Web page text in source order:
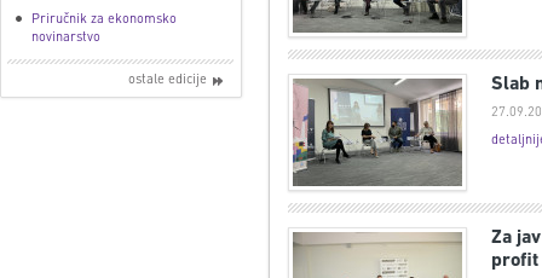
Priručnik za ekonomsko
novinarstvo
ostale edicije Slab
Za
profit